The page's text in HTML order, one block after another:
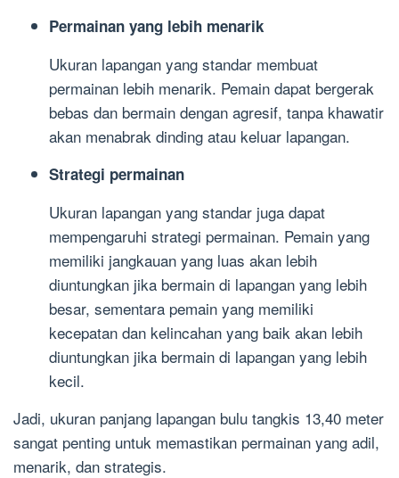
Permainan yang lebih menarik
Ukuran lapangan yang standar membuat
permainan lebih menarik. Pemain dapat bergerak
bebas dan bermain dengan agresif, tanpa khawatir
akan menabrak dinding atau keluar lapangan.
Strategi permainan
Ukuran lapangan yang standar juga dapat
mempengaruhi strategi permainan. Pemain yang
memiliki jangkauan yang luas akan lebih
diuntungkan jika bermain di lapangan yang lebih
besar, sementara pemain yang memiliki
kecepatan dan kelincahan yang baik akan lebih
diuntungkan jika bermain di lapangan yang lebih
kecil.
Jadi, ukuran panjang lapangan bulu tangkis 13,40 meter
sangat penting untuk memastikan permainan yang adil,
menarik, dan strategis.